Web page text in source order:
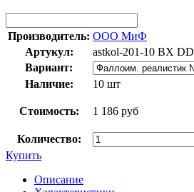
Производитель: ООО МиФ
Артукул:
astkol-201-10 BX DD
Вариант:
Наличие:
10 шт
Стоимость: 1 186 руб
Количество:
Купить
Описание